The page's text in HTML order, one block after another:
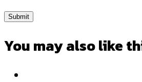
You may alsolike